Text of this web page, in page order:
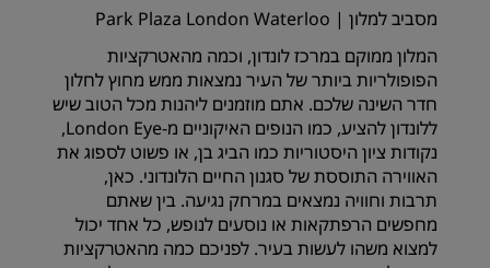
מסביב למלון | Park Plaza London Waterloo
המלון ממוקם במרכז לונדון, וכמה מהאטרקציות
הפופולריות ביותר של העיר נמצאות ממש מחוץ לחלון
חדר השינה שלכם. אתם מוזמנים ליהנות מכל הטוב שיש
ללונדון להציע, כמו הנופים האיקוניים מ-London Eye,
נקודות ציון היסטוריות כמו הביג בן, או פשוט לספוג את
האווירה התוססת של סגנון החיים הלונדוני. כאן,
תרבות וחוויה נמצאים במרחק נגיעה. בין שאתם
מחפשים הרפתקאות או נוסעים לנופש, כל אחד יכול
למצוא משהו לעשות בעיר. לפניכם כמה מהאטרקציות